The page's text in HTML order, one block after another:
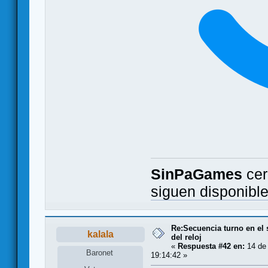
SinPaGames
siguen
kalala
Baronet
Re:Secuencia turno en
del reloj
« Respuesta #42 en: 14
19:14:42 »